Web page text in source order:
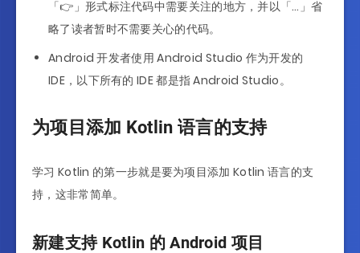
「👉」形式标注代码中需要关注的地方，并以「…」省
略了读者暂时不需要关心的代码。
Android 开发者使用 Android Studio 作为开发的
IDE，以下所有的 IDE 都是指 Android Studio。
为项目添加 Kotlin 语言的支持
学习 Kotlin 的第一步就是要为项目添加 Kotlin 语言的支
持，这非常简单。
新建支持 Kotlin 的 Android 项目